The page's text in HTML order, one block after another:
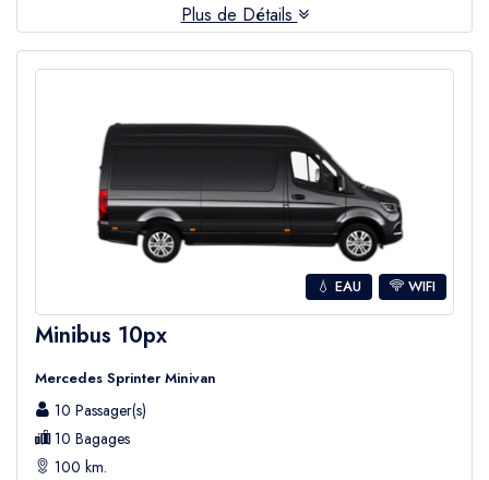
Plus de Détails
💧 EAU WIFI
Minibus 10px
Mercedes Sprinter Minivan
10 Passager(s)
10 Bagages
100 km.